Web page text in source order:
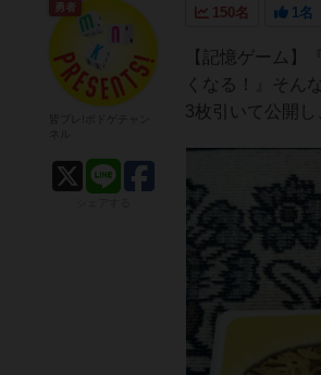
150名 1名
【記憶ゲーム】
くなる！』そん
3枚引いて公開し
勇者